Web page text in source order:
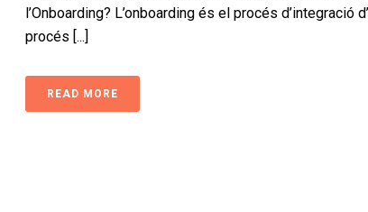
l’Onboarding? L’onboarding és el procés d’integració
procés [...]
READ MORE